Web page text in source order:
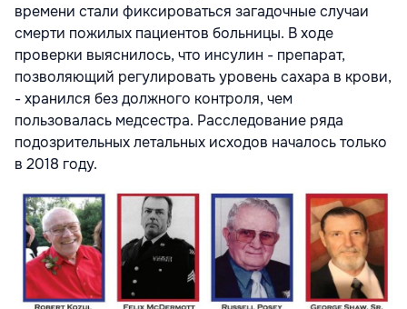
времени стали фиксироваться загадочные случаи
смерти пожилых пациентов больницы. В ходе
проверки выяснилось, что инсулин - препарат,
позволяющий регулировать уровень сахара в крови,
- хранился без должного контроля, чем
пользовалась медсестра. Расследование ряда
подозрительных летальных исходов началось только
в 2018 году.